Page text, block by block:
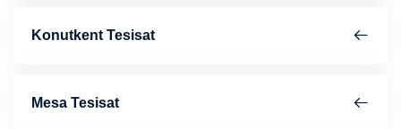
Konutkent Tesisat
Mesa Tesisat